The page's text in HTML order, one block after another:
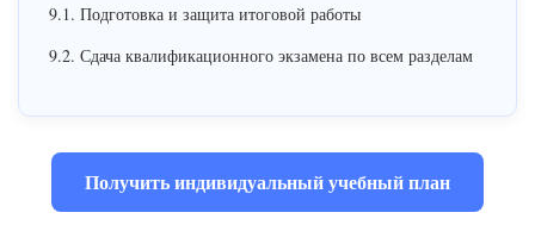
9.1. Подготовка и защита итоговой работы
9.2. Сдача квалификационного экзамена по всем разделам
Получить индивидуальный учебный план